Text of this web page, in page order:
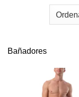
Bañadores